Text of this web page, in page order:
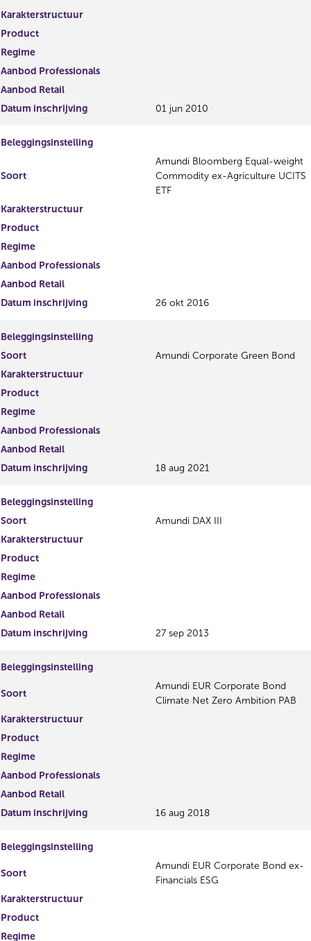
Karakterstructuur
Product
Regime
Aanbod Professionals
Aanbod Retail
Datum inschrijving
01 jun 2010
Beleggingsinstelling
Soort
Amundi Bloomberg Equal-weight
Commodity ex-Agriculture UCITS
ETF
Karakterstructuur
Product
Regime
Aanbod Professionals
Aanbod Retail
Datum inschrijving
26 okt 2016
Beleggingsinstelling
Soort
Amundi Corporate Green Bond
Karakterstructuur
Product
Regime
Aanbod Professionals
Aanbod Retail
Datum inschrijving
18 aug 2021
Beleggingsinstelling
Soort
Amundi DAX III
Karakterstructuur
Product
Regime
Aanbod Professionals
Aanbod Retail
Datum inschrijving
27 sep 2013
Beleggingsinstelling
Soort
Amundi EUR Corporate Bond
Climate Net Zero Ambition PAB
Karakterstructuur
Product
Regime
Aanbod Professionals
Aanbod Retail
Datum inschrijving
16 aug 2018
Beleggingsinstelling
Soort
Amundi EUR Corporate Bond ex-
Financials ESG
Karakterstructuur
Product
Regime